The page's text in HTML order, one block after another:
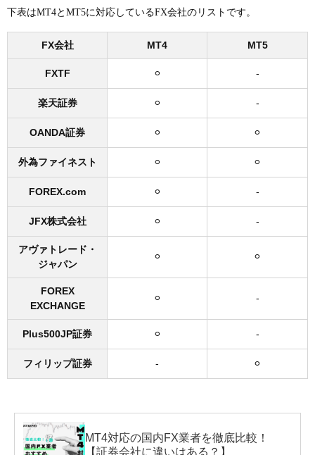
下表はMT4とMT5に対応しているFX会社のリストです。
FX会社 MT4 MT5
FXTF ⚪︎ -
楽天証券 ⚪︎ -
OANDA証券 ⚪︎ ⚪︎
外為ファイネスト ⚪︎ ⚪︎
FOREX.com ⚪︎ -
JFX株式会社 ⚪︎ -
アヴァトレード・
ジャパン
⚪︎ ⚪︎
FOREX
EXCHANGE
⚪︎ -
Plus500JP証券 ⚪︎ -
フィリップ証券 - ⚪︎
MT4対応の国内FX業者を徹底比較！
【証券会社に違いはある？】